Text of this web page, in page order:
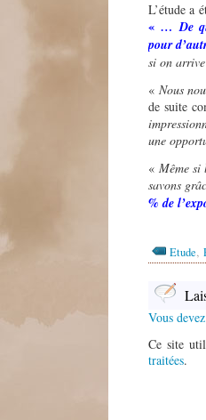
L’étude a
«… De
pour
si on
«Nous
de suite
une
«Même si
savons
% de
Etude,
Vous
Ce site
traitées.